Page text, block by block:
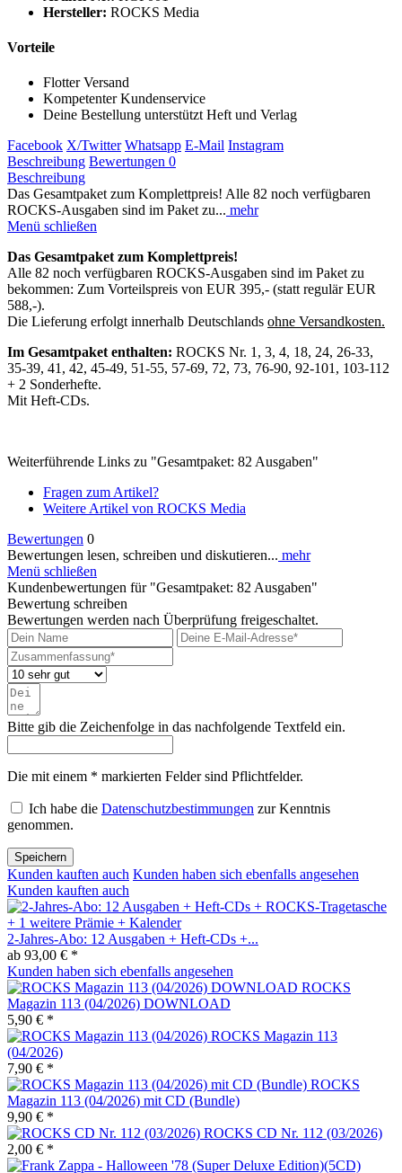
Hersteller: ROCKS Media
Vorteile
Flotter Versand
Kompetenter Kundenservice
Deine Bestellung unterstützt Heft und Verlag
Facebook X/Twitter Whatsapp E-Mail Instagram
Beschreibung Bewertungen 0
Beschreibung
Das Gesamtpaket zum Komplettpreis! Alle 82 noch verfügbaren
ROCKS-Ausgaben sind im Paket zu... mehr
Menü schließen
Das Gesamtpaket zum Komplettpreis!
Alle 82 noch verfügbaren ROCKS-Ausgaben sind im Paket zu
bekommen: Zum Vorteilspreis von EUR 395,- (statt regulär EUR
588,-).
Die Lieferung erfolgt innerhalb Deutschlands ohne Versandkosten.
Im Gesamtpaket enthalten: ROCKS Nr. 1, 3, 4, 18, 24, 26-33,
35-39, 41, 42, 45-49, 51-55, 57-69, 72, 73, 76-90, 92-101, 103-112
+ 2 Sonderhefte.
Mit Heft-CDs.
Weiterführende Links zu "Gesamtpaket: 82 Ausgaben"
Fragen zum Artikel?
Weitere Artikel von ROCKS Media
Bewertungen 0
Bewertungen lesen, schreiben und diskutieren... mehr
Menü schließen
Kundenbewertungen für "Gesamtpaket: 82 Ausgaben"
Bewertung schreiben
Bewertungen werden nach Überprüfung freigeschaltet.
Bitte gib die Zeichenfolge in das nachfolgende Textfeld ein.
Die mit einem * markierten Felder sind Pflichtfelder.
Ich habe die Datenschutzbestimmungen zur Kenntnis
genommen.
Speichern
Kunden kauften auch Kunden haben sich ebenfalls angesehen
Kunden kauften auch
2-Jahres-Abo: 12 Ausgaben + Heft-CDs +...
ab 93,00 € *
Kunden haben sich ebenfalls angesehen
ROCKS
Magazin 113 (04/2026) DOWNLOAD
5,90 € *
ROCKS Magazin 113
(04/2026)
7,90 € *
ROCKS
Magazin 113 (04/2026) mit CD (Bundle)
9,90 € *
ROCKS CD Nr. 112 (03/2026)
2,00 € *